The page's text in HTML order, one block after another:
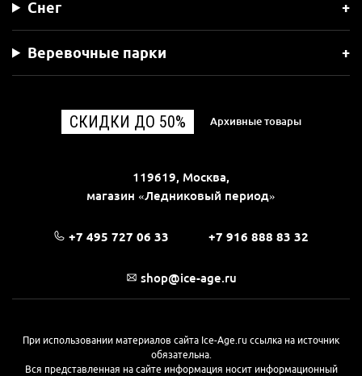
Снег
Веревочные парки
СКИДКИ ДО 50% Архивные товары
119619, Москва,
магазин «Ледниковый период»
+7 495 727 06 33 +7 916 888 83 32
shop@ice-age.ru
При использовании материалов сайта Ice-Age.ru ссылка на источник
обязательна.
Вся представленная на сайте информация носит информационный